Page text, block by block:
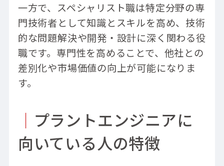
一方で、スペシャリスト職は特定分野の専
門技術者として知識とスキルを高め、技術
的な問題解決や開発・設計に深く関わる役
職です。専門性を高めることで、他社との
差別化や市場価値の向上が可能になりま
す。
｜ プラントエンジニアに
向いている人の特徴